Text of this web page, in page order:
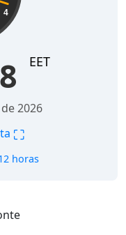
4
EET
2026
⛶
horas